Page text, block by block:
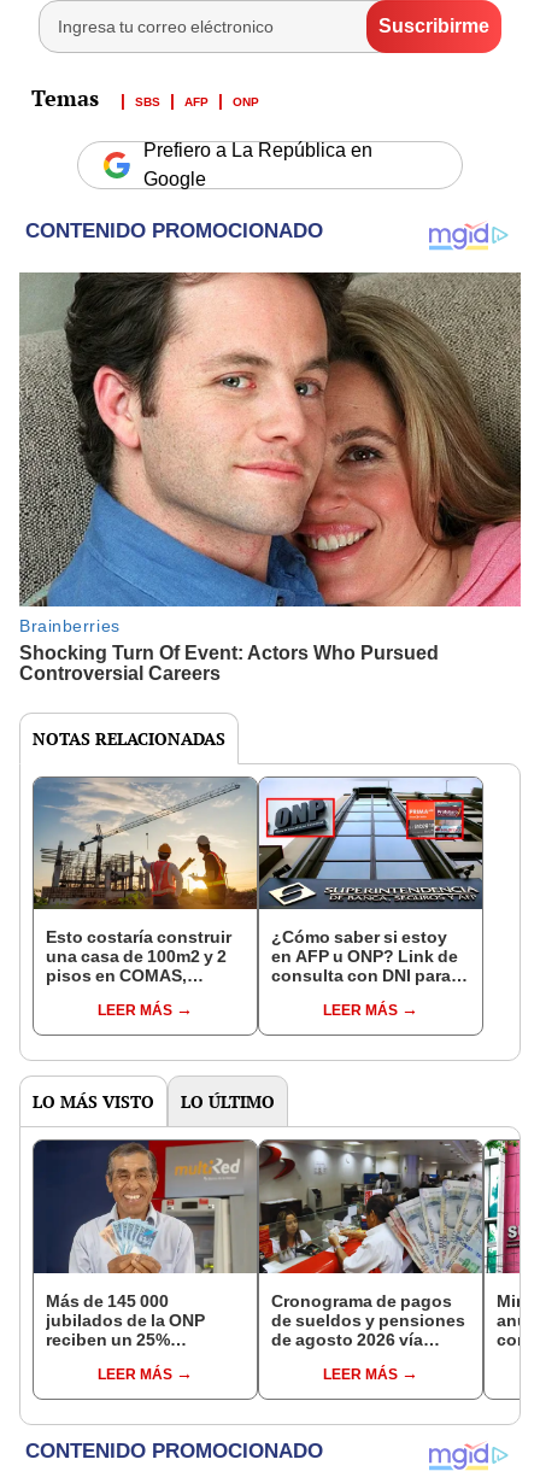
SBS AFP ONP
Prefiero a La República en
Google
NOTAS RELACIONADAS
Esto costaría construir
una casa de 100m2 y 2
pisos en COMAS,
distritos de LIMA
NORTE
LEER MÁS
¿Cómo saber si estoy
en AFP u ONP? Link de
consulta con DNI para
pensiones estás
LEER MÁS
LO MÁS VISTO LO ÚLTIMO
Más de 145 000
jubilados de la ONP
reciben un 25%
en agostoLEER MÁS
Cronograma de pagos
de sueldos y pensiones
de agosto 2026 vía
conoce las fechas de
depósito
LEER MÁS